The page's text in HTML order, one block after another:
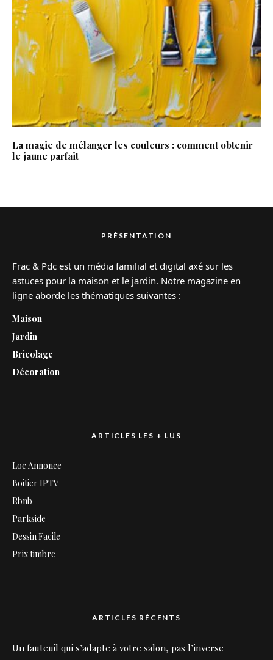
La magie de mélanger les couleurs : comment obtenir
le jaune parfait
PRÉSENTATION
Frac & Pdc est un média familial et digital axé sur les
astuces pour la maison et le jardin. Notre magazine en
ligne aborde les thématiques suivantes :
Maison
Jardin
Bricolage
Décoration
ARTICLES LES + LUS
Loc Annonce
Boitier IPTV
Rbnb
Parkside
Dessin Facile
Prix timbre
ARTICLES RÉCENTS
Un fauteuil qui s’adapte à votre salon, pas l’inverse